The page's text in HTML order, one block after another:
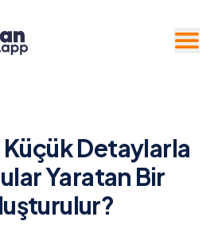
Detaylarla
Yaratan Bir